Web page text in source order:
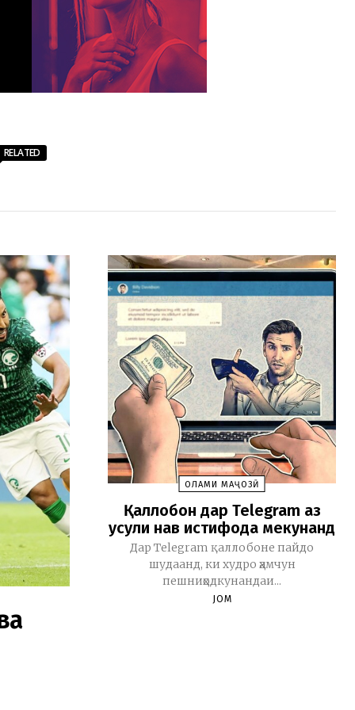
RELATED
ОЛАМИ МАҶОЗӢ
Қаллобон дар Telegram аз
усули нав истифода мекунанд
Дар Telegram қаллобоне пайдо
шудаанд, ки худро ҳамчун
пешниҳодкунандаи...
JOM